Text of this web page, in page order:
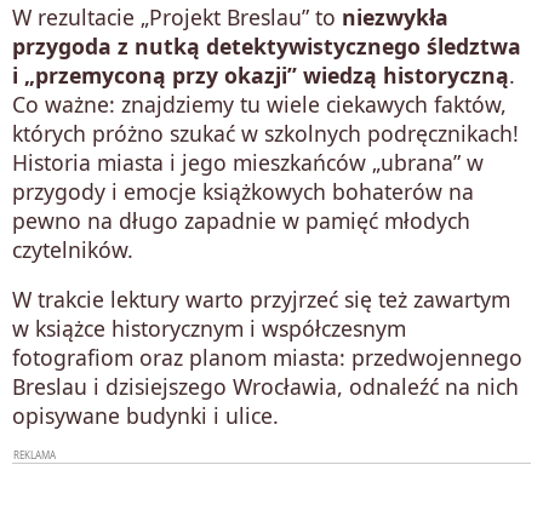
W rezultacie „Projekt Breslau” to niezwykła
przygoda z nutką detektywistycznego śledztwa
i „przemyconą przy okazji” wiedzą historyczną.
Co ważne: znajdziemy tu wiele ciekawych faktów,
których próżno szukać w szkolnych podręcznikach!
Historia miasta i jego mieszkańców „ubrana” w
przygody i emocje książkowych bohaterów na
pewno na długo zapadnie w pamięć młodych
czytelników.
W trakcie lektury warto przyjrzeć się też zawartym
w książce historycznym i współczesnym
fotografiom oraz planom miasta: przedwojennego
Breslau i dzisiejszego Wrocławia, odnaleźć na nich
opisywane budynki i ulice.